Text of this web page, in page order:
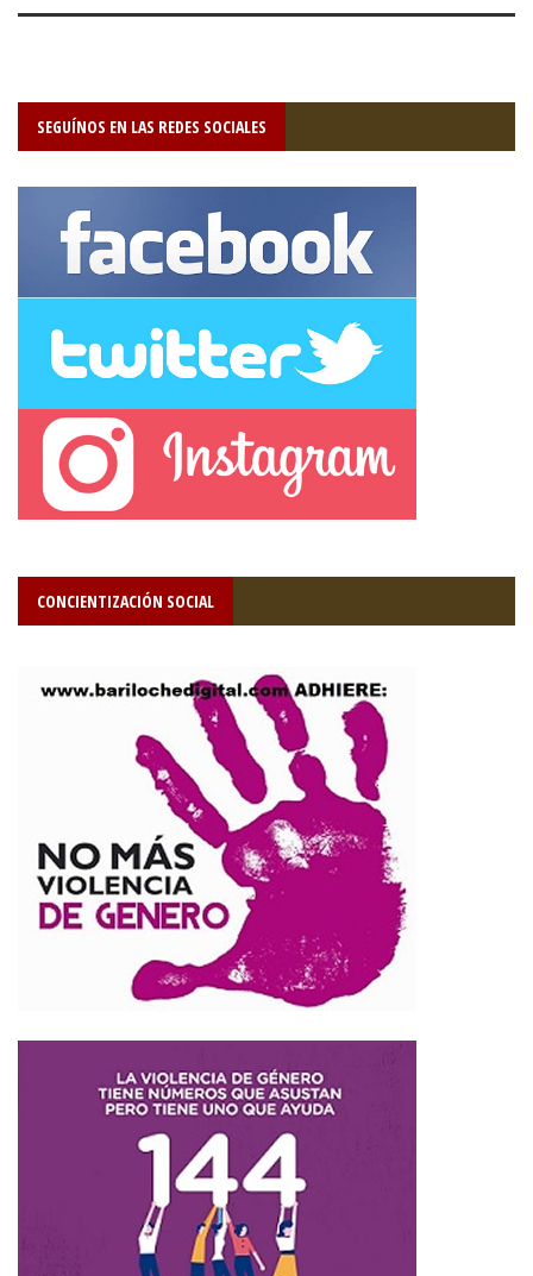
SEGUÍNOS EN LAS REDES SOCIALES
CONCIENTIZACIÓN SOCIAL